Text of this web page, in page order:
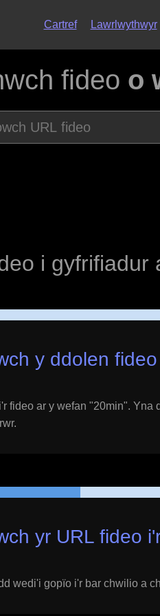
Cartref Lawrlwythwyr
fideo o
i gyfrifiadur
y ddolen fideo
fideo ar y wefan "20min". Yna
yr URL fideo
wedi'i gopïo i'r bar chwilio a